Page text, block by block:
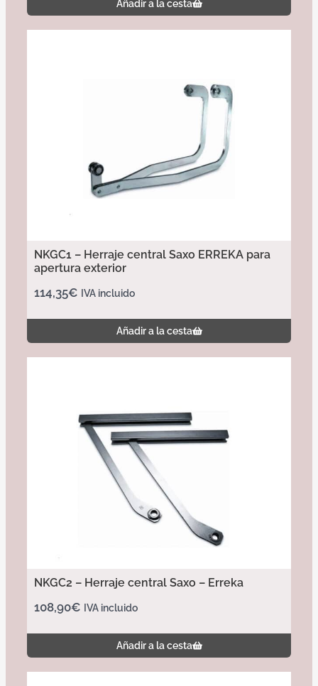
Añadir a la cesta
NKGC1 – Herraje central Saxo ERREKA para
apertura exterior
114,35€ IVA incluido
Añadir a la cesta
NKGC2 – Herraje central Saxo – Erreka
108,90€ IVA incluido
Añadir a la cesta